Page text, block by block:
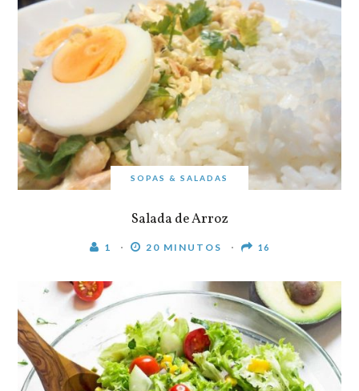
SOPAS & SALADAS
Salada de Arroz
1 20 MINUTOS 16